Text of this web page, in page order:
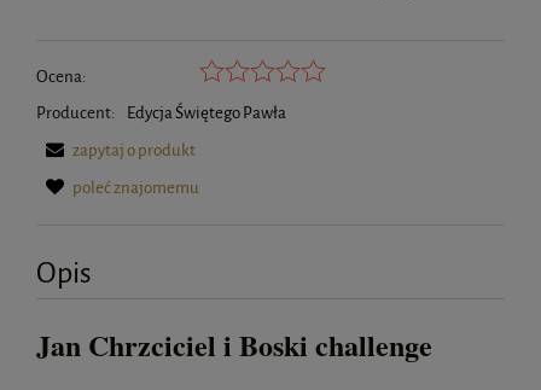
Ocena:
Producent:
Edycja Świętego Pawła
zapytaj o produkt
poleć znajomemu
Opis
Jan Chrzciciel i Boski challenge